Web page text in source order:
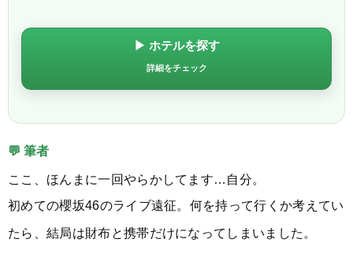
▶ ホテルを探す
詳細をチェック
💬 筆者
ここ、ほんまに一回やらかしてます…自分。
初めての櫻坂46のライブ遠征。何を持って行くか考えてい
たら、結局は財布と携帯だけになってしまいました。